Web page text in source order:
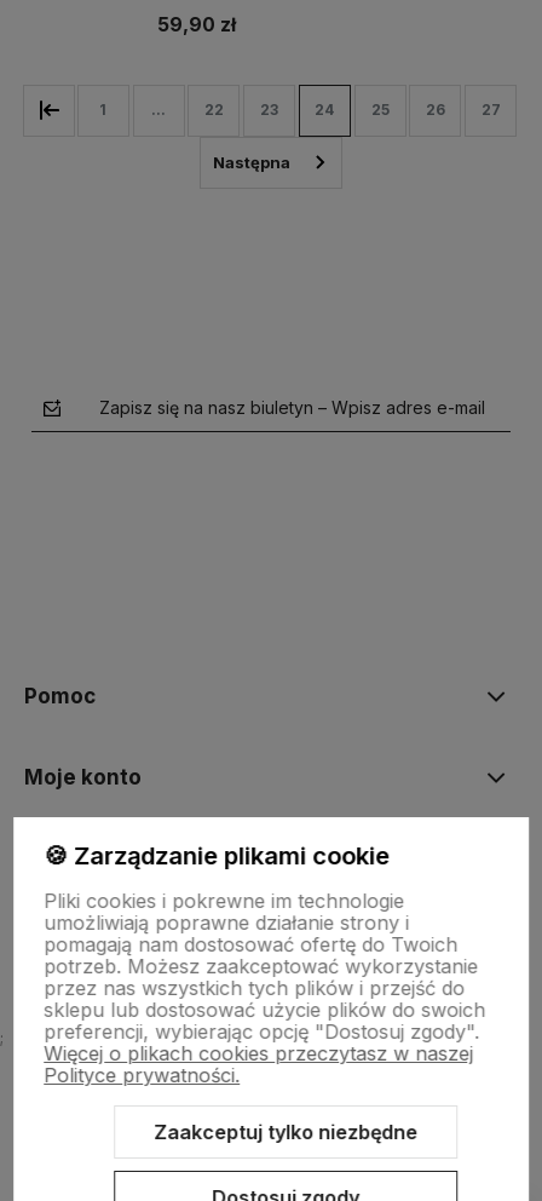
59,90 zł
1 ... 22 23 24 25 26 27
Zapisz się na nasz biuletyn – Wpisz adres e-mail
Pomoc
Moje konto
Płatności i dostawa
O nas
;
Sklep internetowy Shoper.pl Szablon Shoper Modern 3.0™
🍪 Zarządzanie plikami cookie
Pliki cookies i pokrewne im technologie
umożliwiają poprawne działanie strony i
pomagają nam dostosować ofertę do Twoich
potrzeb. Możesz zaakceptować wykorzystanie
przez nas wszystkich tych plików i przejść do
sklepu lub dostosować użycie plików do swoich
preferencji, wybierając opcję "Dostosuj zgody".
Więcej o plikach cookies przeczytasz w naszej
Polityce prywatności.
Zaakceptuj tylko niezbędne